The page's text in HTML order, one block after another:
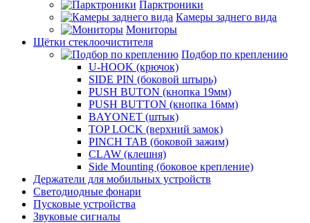
Парктроники
Камеры заднего вида
Мониторы
Щётки стеклоочистителя
Подбор по креплению
U-HOOK (крючок)
SIDE PIN (боковой штырь)
PUSH BUTON (кнопка 19мм)
PUSH BUTTON (кнопка 16мм)
BAYONET (штык)
TOP LOCK (верхний замок)
PINCH TAB (боковой зажим)
CLAW (клешня)
Side Mounting (боковое крепление)
Держатели для мобильных устройств
Светодиодные фонари
Пусковые устройства
Звуковые сигналы